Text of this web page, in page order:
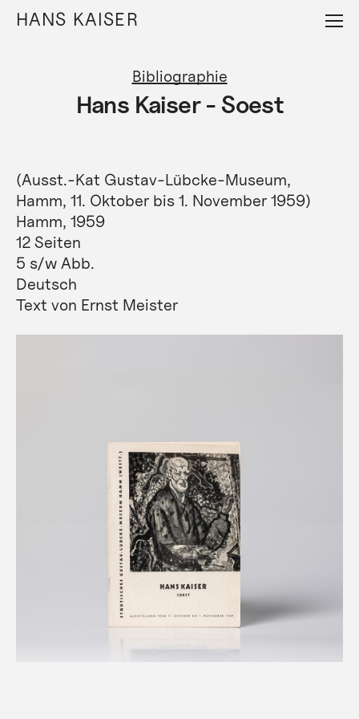
Direkt
zum
HANS KAISER
Bibliographie
Hans Kaiser - Soest
(Ausst.-Kat Gustav-Lübcke-Museum,
Hamm, 11. Oktober bis 1. November 1959)
Hamm, 1959
12 Seiten
5 s/w Abb.
Deutsch
Text von Ernst Meister